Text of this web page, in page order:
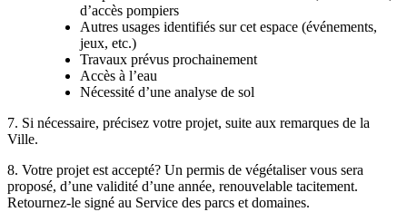
d’accès pompiers
Autres usages identifiés sur cet espace (événements,
jeux, etc.)
Travaux prévus prochainement
Accès à l’eau
Nécessité d’une analyse de sol
7. Si nécessaire, précisez votre projet, suite aux remarques de la
Ville.
8. Votre projet est accepté? Un permis de végétaliser vous sera
proposé, d’une validité d’une année, renouvelable tacitement.
Retournez-le signé au Service des parcs et domaines.